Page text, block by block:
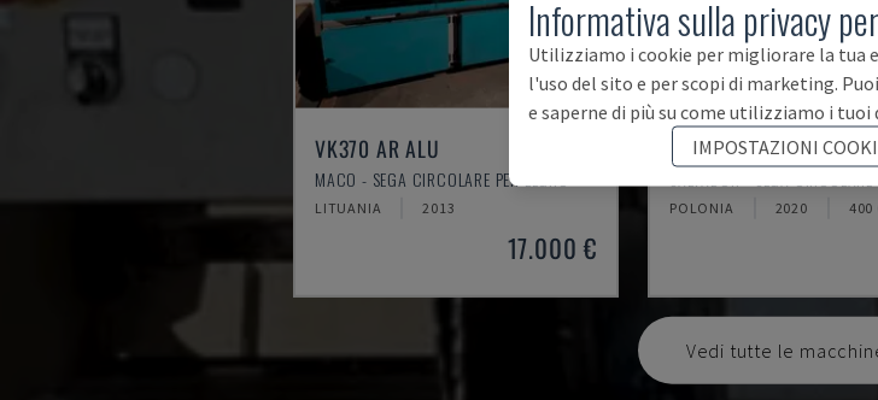
VK370 AR ALU
MACO - SEGA CIRCOLARE PER LEGNO
LITUANIA 2013
17.000 €
SUPER CUT 500
POLONIA 2020 400
Vedi tutte le
Informativa sulla privacy
Utilizziamo i cookie per migliorare la tua
l'uso del sito e per scopi di marketing.
e saperne di più su come utilizziamo i
IMPOSTAZIONI